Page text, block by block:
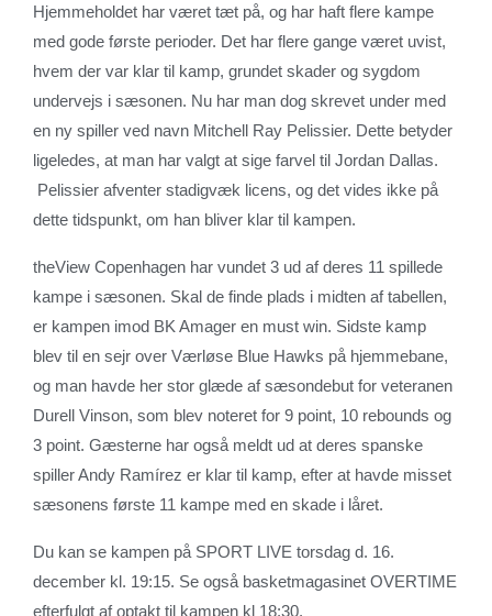
Hjemmeholdet har været tæt på, og har haft flere kampe
med gode første perioder. Det har flere gange været uvist,
hvem der var klar til kamp, grundet skader og sygdom
undervejs i sæsonen. Nu har man dog skrevet under med
en ny spiller ved navn Mitchell Ray Pelissier. Dette betyder
ligeledes, at man har valgt at sige farvel til Jordan Dallas.
Pelissier afventer stadigvæk licens, og det vides ikke på
dette tidspunkt, om han bliver klar til kampen.
theView Copenhagen har vundet 3 ud af deres 11 spillede
kampe i sæsonen. Skal de finde plads i midten af tabellen,
er kampen imod BK Amager en must win. Sidste kamp
blev til en sejr over Værløse Blue Hawks på hjemmebane,
og man havde her stor glæde af sæsondebut for veteranen
Durell Vinson, som blev noteret for 9 point, 10 rebounds og
3 point. Gæsterne har også meldt ud at deres spanske
spiller Andy Ramírez er klar til kamp, efter at havde misset
sæsonens første 11 kampe med en skade i låret.
Du kan se kampen på SPORT LIVE torsdag d. 16.
december kl. 19:15. Se også basketmagasinet OVERTIME
efterfulgt af optakt til kampen kl 18:30.